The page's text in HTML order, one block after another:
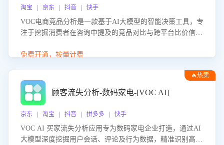
淘宝 | 京东 | 抖音 | 快手
VOC电商竞品分析是一款基于AI大模型的智能决策工具，专
注于挖掘消费者在咨询中提及的竞品对比与跨平台比价信
商品信息，进行多维度交叉对比，并分析消费者的比价行
企业优化营销话术、突出产品与服务优势，有效提升咨询转
化率，避免陷入单纯价格竞争，实现精准扬长避短。
免费开通，按量计费
🔥热卖
顾客流失分析-数码家电-[VOC AI]
京东 | 淘宝 | 抖音 | 拼多多 | 快手
VOC AI 买家流失分析应用专为数码家电企业打造，通过AI
大模型深度挖掘用户会话、评论及行为数据，精准识别高流